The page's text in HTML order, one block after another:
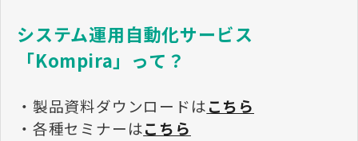
システム運用自動化サービス
「Kompira」って？
・製品資料ダウンロードはこちら
・各種セミナーはこちら